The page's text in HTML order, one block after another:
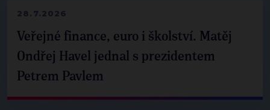
28.7.2026
Veřejné finance, euro i školství. Matěj
Ondřej Havel jednal s prezidentem
Petrem Pavlem